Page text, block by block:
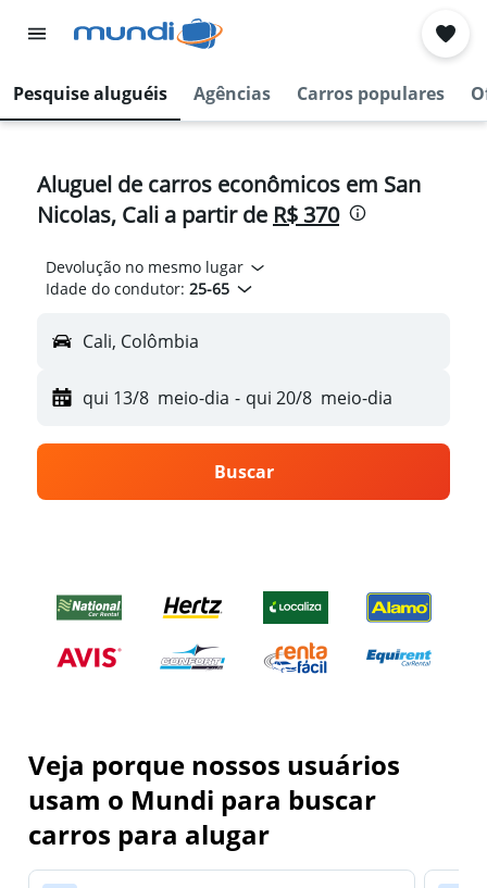
Pesquise aluguéis Agências Carros populares
Aluguel de carros econômicos em San
Nicolas, Cali a partir de R$ 370
Devolução no mesmo lugar
Idade do condutor: 25-65
Cali, Colômbia
qui 13/8 meio-dia - qui 20/8 meio-dia
Buscar
Veja porque nossos usuários
usam o Mundi para buscar
carros para alugar